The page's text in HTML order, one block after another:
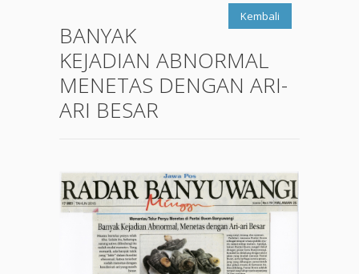
Kembali
BANYAK
KEJADIAN ABNORMAL
MENETAS DENGAN ARI-
ARI BESAR